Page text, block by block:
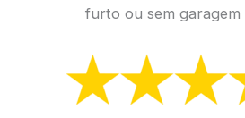
furto ou sem